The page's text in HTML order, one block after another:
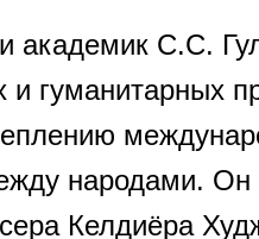
академик С.С.
и гуманитарных
народами. Он
Келдиёра